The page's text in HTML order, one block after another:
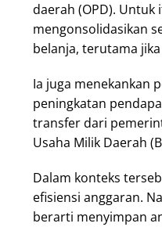
daerah (OPD).
mengonsolidasikan
belanja, terutama
Ia juga menekankan
peningkatan
transfer dari
Usaha Milik Daerah
Dalam konteks
efisiensi anggaran.
berarti menyimpan